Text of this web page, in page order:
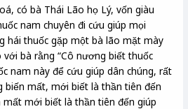
có bà Thái Lão họ Lý, vốn giàu
nam chuyên đi cứu giúp mọi
hái thuốc gặp một bà lão mặt mày
bà rằng “Cô nương biết thuốc
nam này để cứu giúp dân chúng, rất
biến mất, mới biết là thần tiên đến
mới biết là thần tiên đến giúp